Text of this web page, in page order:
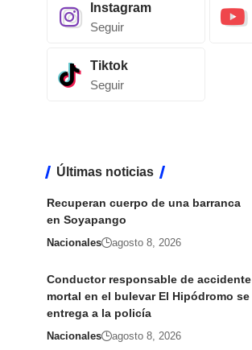
Instagram
Seguir
Tiktok
Seguir
Últimas noticias
Recuperan cuerpo de una barranca
en Soyapango
Nacionales agosto 8, 2026
Conductor responsable de accidente
mortal en el bulevar El Hipódromo se
entrega a la policía
Nacionales agosto 8, 2026